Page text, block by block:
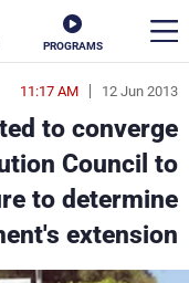
PROGRAMS
12 Jun 2013
11:17 AM
to converge
Council to
to determine
extension
en
الأخبار
سياسة